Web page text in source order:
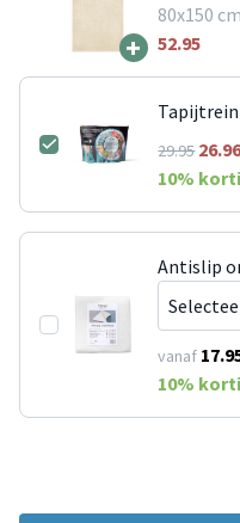
+
80x150 cm
52.95
29.95
10%
Antislip
vanaf
10%